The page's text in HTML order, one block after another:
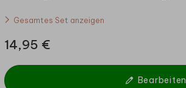
Gesamtes Set anzeigen
14,95 €
Bearbeiten